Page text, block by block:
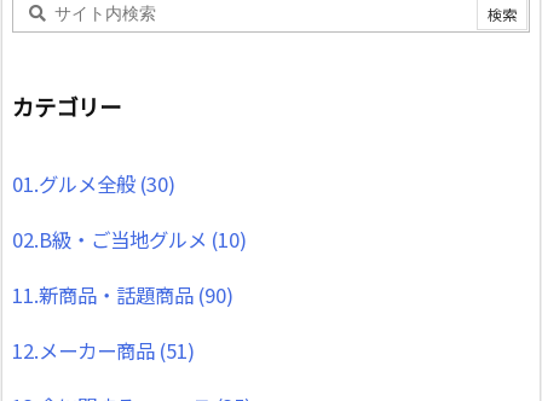
カテゴリー
01.グルメ全般 (30)
02.B級・ご当地グルメ (10)
11.新商品・話題商品 (90)
12.メーカー商品 (51)